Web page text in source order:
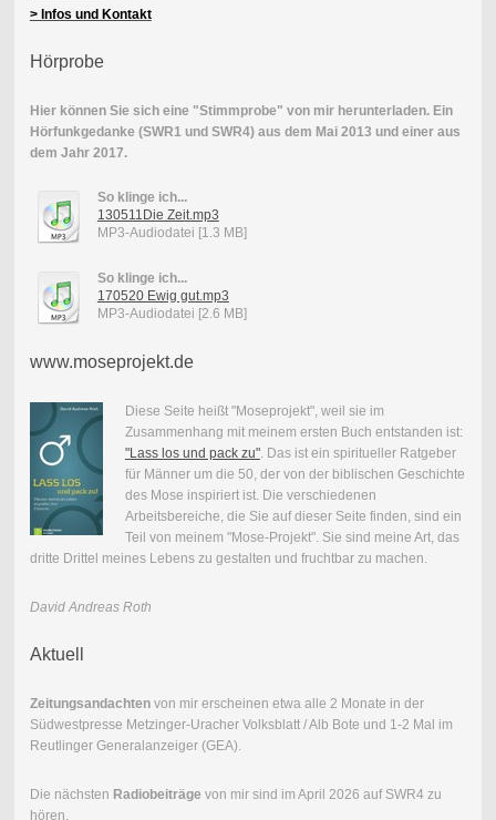
> Infos und Kontakt
Hörprobe
Hier können Sie sich eine "Stimmprobe" von mir herunterladen. Ein
Hörfunkgedanke (SWR1 und SWR4) aus dem Mai 2013 und einer aus
dem Jahr 2017.
So klinge ich...
130511Die Zeit.mp3
MP3-Audiodatei [1.3 MB]
So klinge ich...
170520 Ewig gut.mp3
MP3-Audiodatei [2.6 MB]
www.moseprojekt.de
Diese Seite heißt "Moseprojekt", weil sie im
Zusammenhang mit meinem ersten Buch entstanden ist:
"Lass los und pack zu". Das ist ein spiritueller Ratgeber
für Männer um die 50, der von der biblischen Geschichte
des Mose inspiriert ist. Die verschiedenen
Arbeitsbereiche, die Sie auf dieser Seite finden, sind ein
Teil von meinem "Mose-Projekt". Sie sind meine Art, das
dritte Drittel meines Lebens zu gestalten und fruchtbar zu machen.
David Andreas Roth
Aktuell
Zeitungsandachtenvon mir erscheinen etwa alle 2 Monate in der
Südwestpresse Metzinger-Uracher Volksblatt / Alb Bote und 1-2 Mal im
Reutlinger Generalanzeiger (GEA).
Die nächsten Radiobeiträge von mir sind im April 2026 auf SWR4 zu
hören.